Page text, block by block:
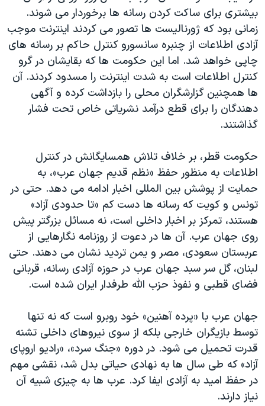
بیشتری برای ساکت کردن رسانه ها برخوردار می شوند.
زمانی بود که ژورنالیست ها تصور می کردند اینترنت موجب
آزادی اطلاعات از چنبره سانسورو کنترل حاکم بر رسانه های
چاپی خواهد شد. اما این حکومت ها که بقایشان در گرو
کنترل اطلاعات است به شدت اینترنت را مسدود کردند. آن
ها همچنین گزارشگران محلی را بازداشت کرده و آگهی
دهندگان را برای قطع درآمد نشریاتی خاص تحت فشار
گذاشتند.
حکومت قطر، بر خلاف تلاش همسایگانش در کنترل
اطلاعات به منظور حفظ «نظم قدیم جهان عرب»، به
حمایت از پوشش بین المللی اخبار ادامه می دهد. حتی در
تونس و کویت که رسانه ها دست کم «تا حدودی آزاد»
هستند، تمرکز بر اخبار داخلی است، نه مسائل بزرگتر پیش
روی جهان عرب. آن ها در دعوت از روزنامه نگارهایی از
عربستان سعودی، مصر و یمن تردید نشان می دهند. حتی
لبنان، گل سر سبد جهان عرب در حوزه آزادی رسانه، قربانی
فضای قطبی و نفوذ حزب الله طرفدار ایران شده است.
جهان عرب با «پرده آهنین» خود روبرو است که نه تنها
توسط بازیگران خارجی بلکه از سوی نیروهای داخلی تشنه
قدرت تحمیل می شود. در دوره «جنگ سرد»، «رادیو اروپای
آزاد» که طی سال ها به نهادی حیاتی بدل شد، نقشی مهم
در حفظ امید به آزادی ایفا کرد. عرب ها به چیزی شبیه آن
نیاز دارند.